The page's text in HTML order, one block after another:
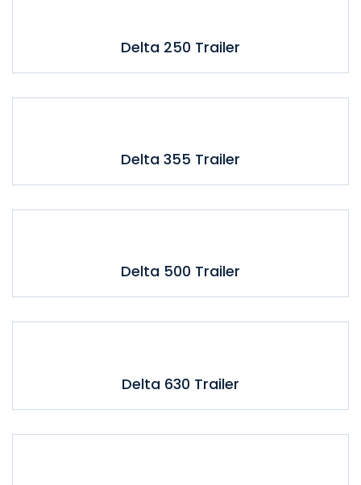
Delta 250 Trailer
Delta 355 Trailer
Delta 500 Trailer
Delta 630 Trailer